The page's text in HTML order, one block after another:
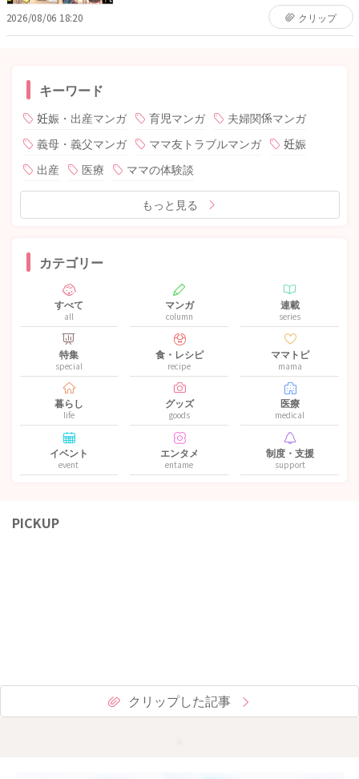
2026/08/06 18:20 クリップ
キーワード
妊娠・出産マンガ 育児マンガ
夫婦関係マンガ
義母・義父マンガ
ママ友トラブルマンガ
妊娠
出産
医療 ママの体験談
もっと見る
カテゴリー
すべて
all
マンガ
column
連載
series
特集
special
食・レシピ
recipe
ママトピ
mama
暮らし
life
グッズ
goods
医療
medical
イベント
event
エンタメ
entame
制度・支援
support
PICKUP
クリップした記事